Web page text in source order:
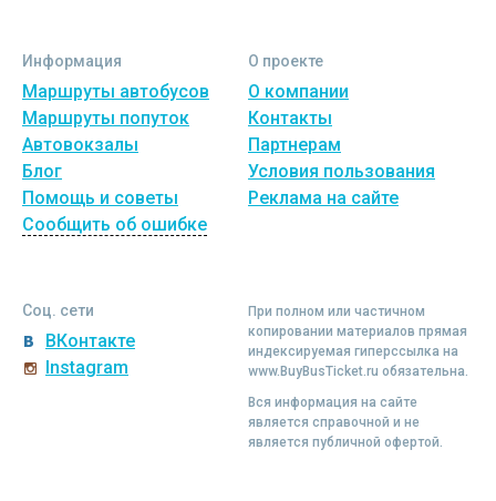
Информация
Маршруты автобусов
Маршруты попуток
Автовокзалы
Блог
Помощь и советы
Сообщить об ошибке
О проекте
О компании
Контакты
Партнерам
Условия пользования
Реклама на сайте
Соц. сети
ВКонтакте
Instagram
При полном или частичном
копировании материалов прямая
индексируемая гиперссылка на
www.BuyBusTicket.ru обязательна.
Вся информация на сайте
является справочной и не
является публичной офертой.